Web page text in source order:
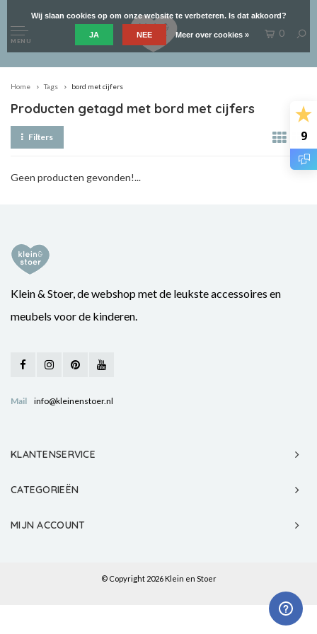
9
MENU
0
Home Tags bord met cijfers
Producten getagd met bord met cijfers
Filters
Geen producten gevonden!...
Klein & Stoer, de webshop met de leukste accessoires en
meubels voor de kinderen.
Mail info@kleinenstoer.nl
KLANTENSERVICE
CATEGORIEËN
MIJN ACCOUNT
© Copyright 2026 Klein en Stoer
Wij slaan cookies op om onze website te verbeteren. Is dat akkoord?
JA NEE Meer over cookies »